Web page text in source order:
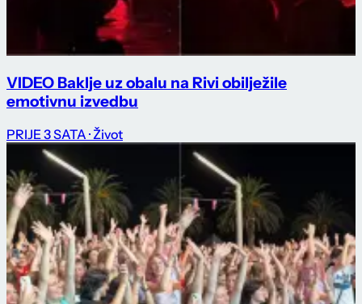
VIDEO Baklje uz obalu na Rivi obilježile
emotivnu izvedbu
PRIJE 3 SATA · Život